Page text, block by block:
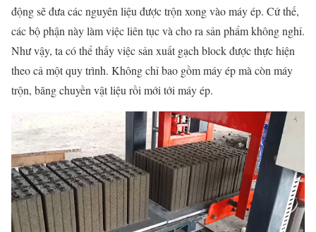
động sẽ đưa các nguyên liệu được trộn xong vào máy ép. Cứ thế,
các bộ phận này làm việc liên tục và cho ra sản phẩm không nghỉ.
Như vậy, ta có thể thấy việc sản xuất gạch block được thực hiện
theo cả một quy trình. Không chỉ bao gồm máy ép mà còn máy
trộn, băng chuyền vật liệu rồi mới tới máy ép.